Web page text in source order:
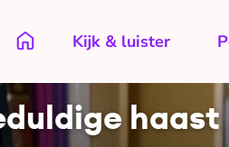
Kijk & luister
haast